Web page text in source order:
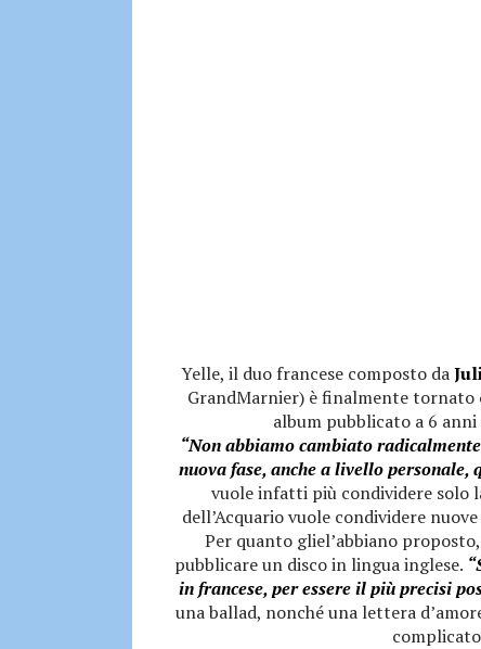
Yelle, il duo francese composto da
GrandMarnier) è finalmente
album pubblicato a 6 anni
“Non abbiamo cambiato
nuova fase, anche a livello personale,
vuole infatti più condividere solo
dell’Acquario vuole condividere
Per quanto gliel’abbiano
pubblicare un disco in lingua inglese.
in francese, per essere il più precisi
una ballad, nonché una lettera